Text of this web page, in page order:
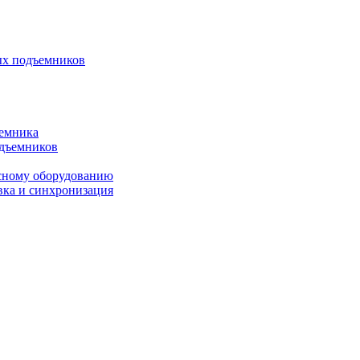
подъемников
оборудованию
и синхронизация